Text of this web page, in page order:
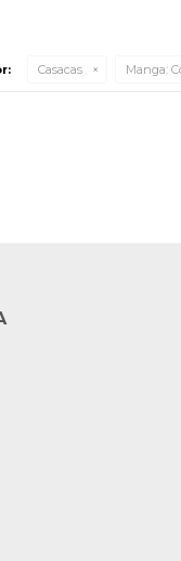
Casacas Manga: